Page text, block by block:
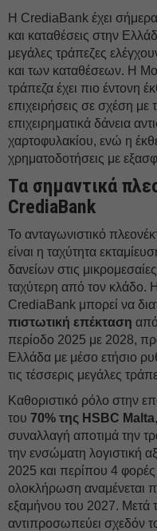
Η CrediaBank έχει σήμερα
και καταθέσεις στην
μεγάλες τράπεζες
και των καταθέσεων. Η
τράπεζα έχει πιο έντονη
επιχειρήσεις σε σχέση με
επιχειρηματικά δάνεια
χαρτοφυλακίου, ενώ η
χρηματοδοτήσεις με
Τα σημαντικά
CrediaBank
Το ανταγωνιστικό
είναι η ταχύτητα
δανείων στις
ταχύτερη από τον κλάδο.
CrediaBank μπορεί να
πιστωτική επέκταση από
περίοδο 2025 με 2028,
Ελλάδα με μέσο ετήσιο
τις τέσσερις μεγάλες
Καθοριστικό ρόλο στην
του 70% της HSBC Malta
συναλλαγή αποτιμά την
την ενσώματη λογιστική
2025 και περίπου 4
ολοκλήρωση αναμένεται
εξαμήνου του 2027. Μετά
αντιπροσωπεύει σχεδόν